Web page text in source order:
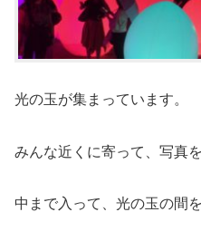
光の玉が集まっています。
みんな近くに寄って、写真
中まで入って、光の玉の間